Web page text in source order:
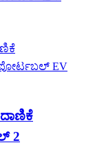
2